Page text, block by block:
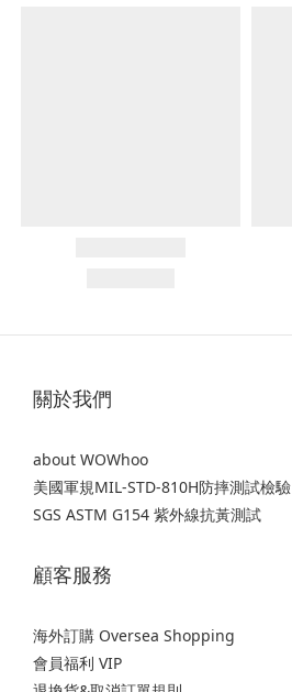
關於我們
about WOWhoo
美國軍規MIL-STD-810H防摔測試檢驗
SGS ASTM G154 紫外線抗黃測試
顧客服務
海外訂購 Oversea Shopping
會員福利 VIP